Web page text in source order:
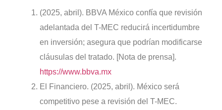
(2025, abril). BBVA México confía que revisión
adelantada del T-MEC reducirá incertidumbre
en inversión; asegura que podrían modificarse
cláusulas del tratado. [Nota de prensa].
https://www.bbva.mx
El Financiero. (2025, abril). México será
competitivo pese a revisión del T-MEC.